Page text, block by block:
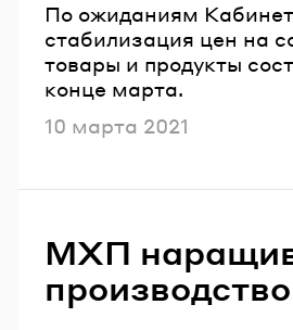
По ожиданиям
стабилизация цен на
товары и продукты
конце марта.
Опубликовано
10 марта 2021
МХП